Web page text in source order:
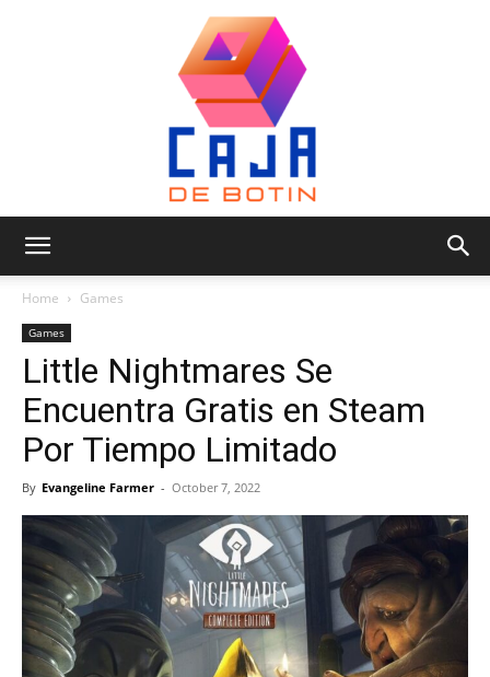
de
Botin
Home Games
Games
Little Nightmares Se
Encuentra Gratis en Steam
Por Tiempo Limitado
By Evangeline Farmer - October 7, 2022